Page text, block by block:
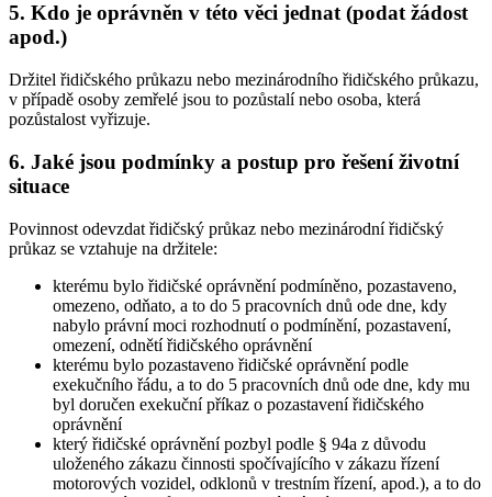
5. Kdo je oprávněn v této věci jednat (podat žádost
apod.)
Držitel řidičského průkazu nebo mezinárodního řidičského průkazu,
v případě osoby zemřelé jsou to pozůstalí nebo osoba, která
pozůstalost vyřizuje.
6. Jaké jsou podmínky a postup pro řešení životní
situace
Povinnost odevzdat řidičský průkaz nebo mezinárodní řidičský
průkaz se vztahuje na držitele:
kterému bylo řidičské oprávnění podmíněno, pozastaveno,
omezeno, odňato, a to do 5 pracovních dnů ode dne, kdy
nabylo právní moci rozhodnutí o podmínění, pozastavení,
omezení, odnětí řidičského oprávnění
kterému bylo pozastaveno řidičské oprávnění podle
exekučního řádu, a to do 5 pracovních dnů ode dne, kdy mu
byl doručen exekuční příkaz o pozastavení řidičského
oprávnění
který řidičské oprávnění pozbyl podle § 94a z důvodu
uloženého zákazu činnosti spočívajícího v zákazu řízení
motorových vozidel, odklonů v trestním řízení, apod.), a to do